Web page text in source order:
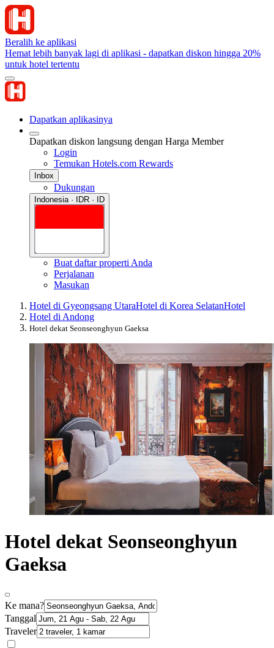
Beralih ke aplikasi
Hemat lebih banyak lagi di aplikasi - dapatkan diskon hingga 20%
untuk hotel tertentu
Dapatkan aplikasinya
Dapatkan diskon langsung dengan Harga Member
Login
Temukan Hotels.com Rewards
Inbox
Dukungan
Indonesia · IDR · ID
Buat daftar properti Anda
Perjalanan
Masukan
Hotel di Gyeongsang UtaraHotel di Korea SelatanHotel
Hotel di Andong
Hotel dekat Seonseonghyun Gaeksa
Hotel dekat Seonseonghyun
Gaeksa
Ke mana?
Tanggal
Traveler